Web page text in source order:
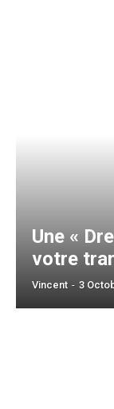
Une «
votre
Vincent - 3